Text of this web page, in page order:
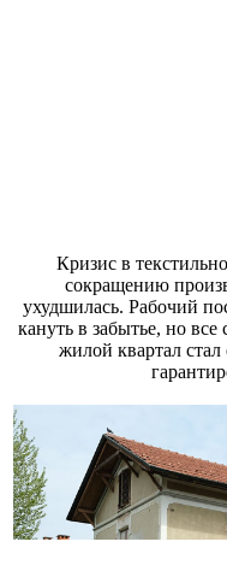
Кризис в
сокращению
ухудшилась. Рабочий
кануть в забытье, но
жилой квартал